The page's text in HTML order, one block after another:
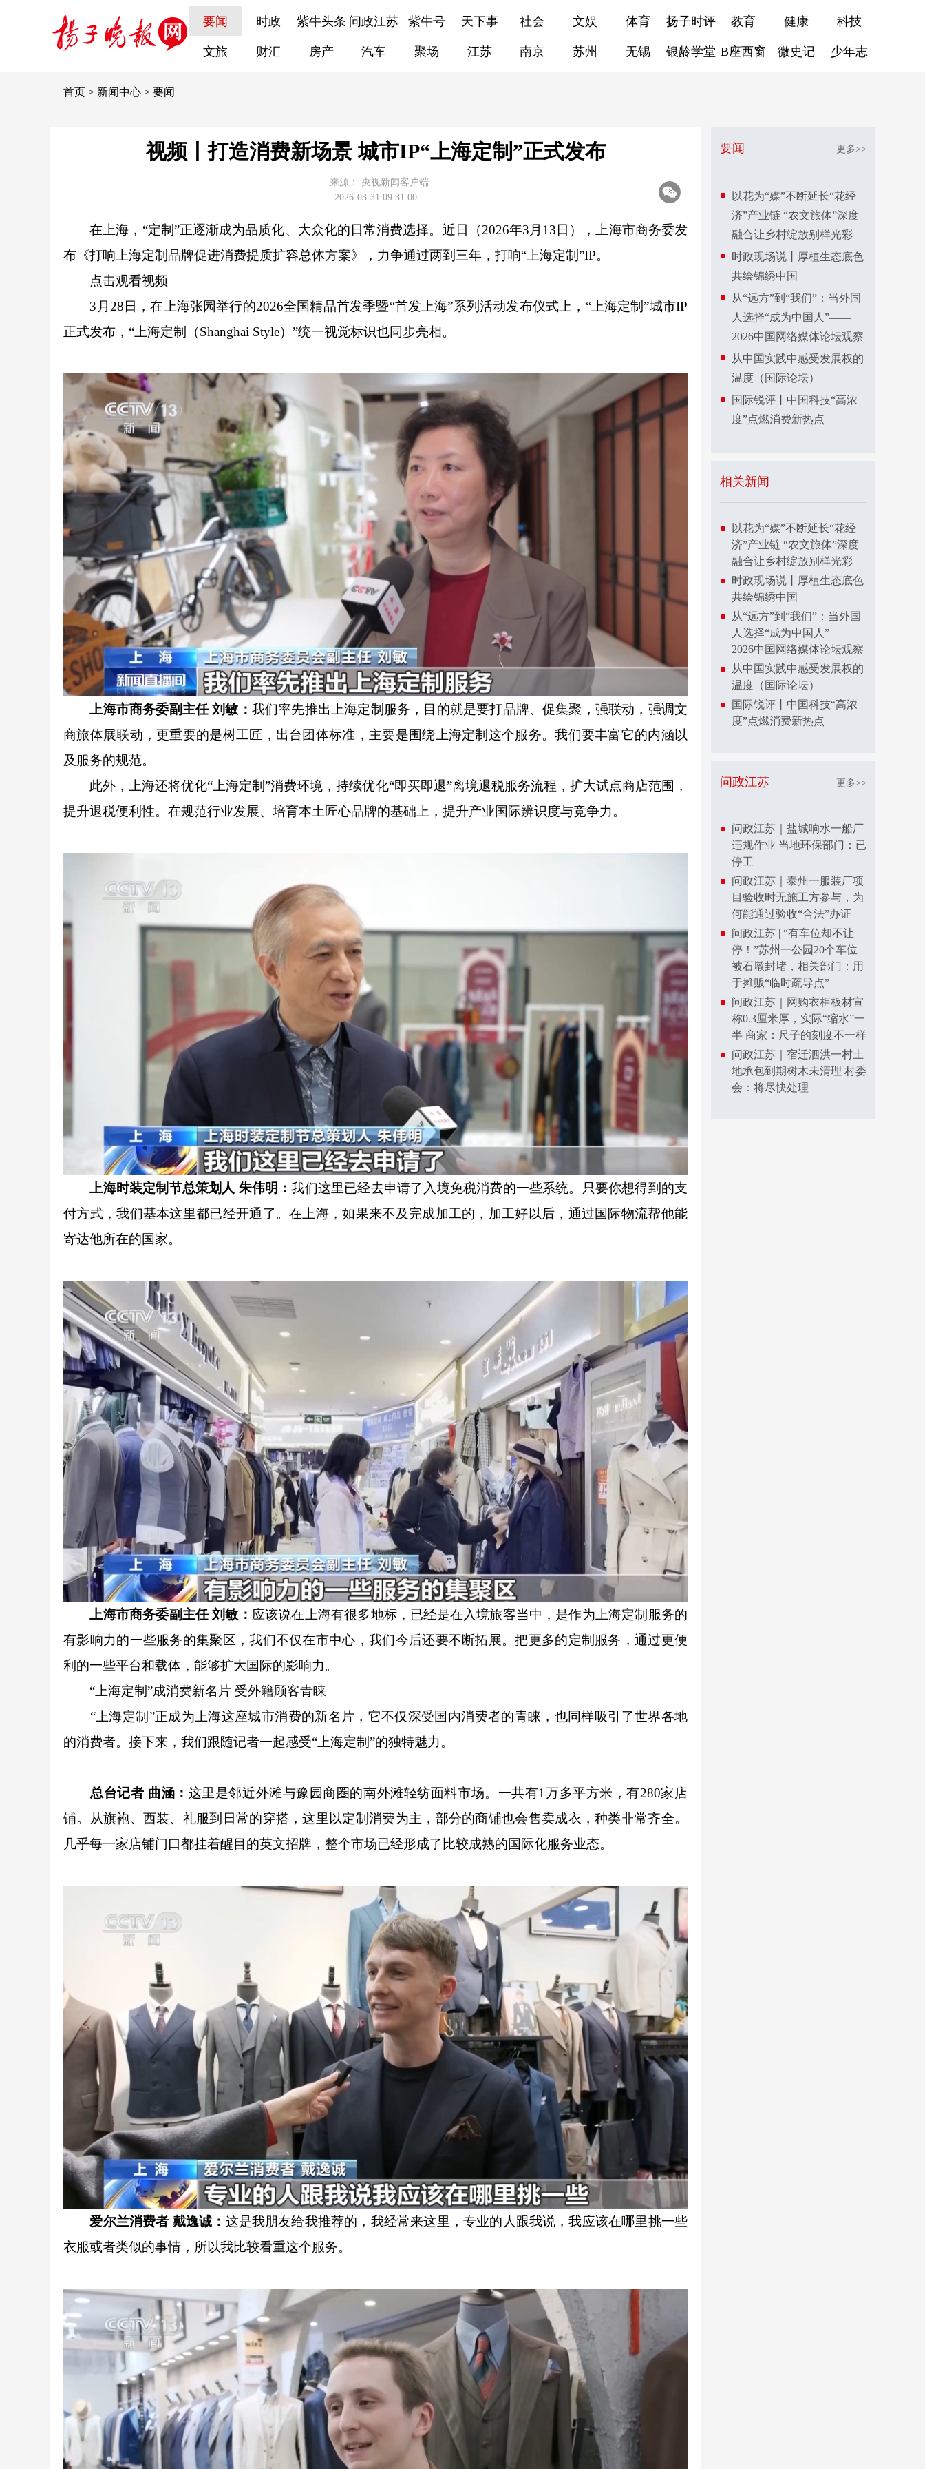
要闻 时政 紫牛头条 问政江苏 紫牛号 天下事 社会 文娱 体育 扬子时评 教育 健康 科技
文旅 财汇 房产 汽车 聚场 江苏 南京 苏州 无锡 银龄学堂 B座西窗 微史记 少年志
首页 > 新闻中心 > 要闻
视频丨打造消费新场景 城市IP“上海定制”正式发布
来源：
央视新闻客户端
2026-03-31 09:31:00
在上海，“定制”正逐渐成为品质化、大众化的日常消费选择。近日（2026年3月13日），上海市商务委发
布《打响上海定制品牌促进消费提质扩容总体方案》，力争通过两到三年，打响“上海定制”IP。
点击观看视频
3月28日，在上海张园举行的2026全国精品首发季暨“首发上海”系列活动发布仪式上，“上海定制”城市IP
正式发布，“上海定制（Shanghai Style）”统一视觉标识也同步亮相。
上海市商务委副主任 刘敏： 我们率先推出上海定制服务，目的就是要打品牌、促集聚，强联动，强调文
商旅体展联动，更重要的是树工匠，出台团体标准，主要是围绕上海定制这个服务。我们要丰富它的内涵以
及服务的规范。
此外，上海还将优化“上海定制”消费环境，持续优化“即买即退”离境退税服务流程，扩大试点商店范围，
提升退税便利性。在规范行业发展、培育本土匠心品牌的基础上，提升产业国际辨识度与竞争力。
上海时装定制节总策划人 朱伟明 ：我们这里已经去申请了入境免税消费的一些系统。只要你想得到的支
付方式，我们基本这里都已经开通了。在上海，如果来不及完成加工的，加工好以后，通过国际物流帮他能
寄达他所在的国家。
上海市商务委副主任 刘敏： 应该说在上海有很多地标，已经是在入境旅客当中，是作为上海定制服务的
有影响力的一些服务的集聚区，我们不仅在市中心，我们今后还要不断拓展。把更多的定制服务，通过更便
利的一些平台和载体，能够扩大国际的影响力。
“上海定制”成消费新名片 受外籍顾客青睐
“上海定制”正成为上海这座城市消费的新名片，它不仅深受国内消费者的青睐，也同样吸引了世界各地
的消费者。接下来，我们跟随记者一起感受“上海定制”的独特魅力。
总台记者 曲涵 ： 这里是邻近外滩与豫园商圈的南外滩轻纺面料市场。一共有1万多平方米，有280家店
铺。从旗袍、西装、礼服到日常的穿搭，这里以定制消费为主，部分的商铺也会售卖成衣，种类非常齐全。
几乎每一家店铺门口都挂着醒目的英文招牌，整个市场已经形成了比较成熟的国际化服务业态。
爱尔兰消费者 戴逸诚 ： 这是我朋友给我推荐的，我经常来这里，专业的人跟我说，我应该在哪里挑一些
衣服或者类似的事情，所以我比较看重这个服务。
要闻 更多>>
以花为“媒”不断延长“花经
济”产业链 “农文旅体”深度
融合让乡村绽放别样光彩
时政现场说丨厚植生态底色
共绘锦绣中国
从“远方”到“我们”：当外国
人选择“成为中国人”——
2026中国网络媒体论坛观察
从中国实践中感受发展权的
温度（国际论坛）
国际锐评丨中国科技“高浓
度”点燃消费新热点
相关新闻
以花为“媒”不断延长“花经
济”产业链 “农文旅体”深度
融合让乡村绽放别样光彩
时政现场说丨厚植生态底色
共绘锦绣中国
从“远方”到“我们”：当外国
人选择“成为中国人”——
2026中国网络媒体论坛观察
从中国实践中感受发展权的
温度（国际论坛）
国际锐评丨中国科技“高浓
度”点燃消费新热点
问政江苏 更多>>
问政江苏｜盐城响水一船厂
违规作业 当地环保部门：已
停工
问政江苏｜泰州一服装厂项
目验收时无施工方参与，为
何能通过验收“合法”办证
问政江苏 | “有车位却不让
停！”苏州一公园20个车位
被石墩封堵，相关部门：用
于摊贩“临时疏导点”
问政江苏｜网购衣柜板材宣
称0.3厘米厚，实际“缩水”一
半 商家：尺子的刻度不一样
问政江苏｜宿迁泗洪一村土
地承包到期树木未清理 村委
会：将尽快处理